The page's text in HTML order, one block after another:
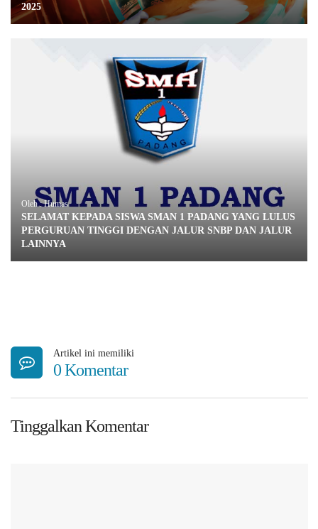
2025
Oleh : Humas
SELAMAT KEPADA SISWA SMAN 1 PADANG YANG LULUS
PERGURUAN TINGGI DENGAN JALUR SNBP DAN JALUR
LAINNYA
Artikel ini memiliki
0 Komentar
Tinggalkan Komentar